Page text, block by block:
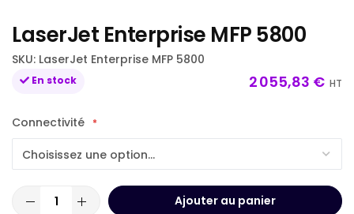
LaserJet Enterprise MFP 5800
SKU LaserJet Enterprise MFP 5800
En stock 2 055,83 € HT
Connectivité
Ajouter au panier
of
images
gallery